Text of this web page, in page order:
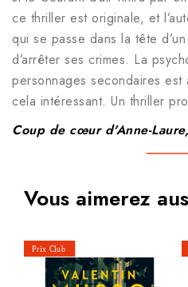
ce thriller est originale, et
qui se passe dans la tête
d’arrêter ses crimes. La
personnages secondaires est
cela intéressant. Un thriller
Coup de cœur d'Anne-
Vous aimerez